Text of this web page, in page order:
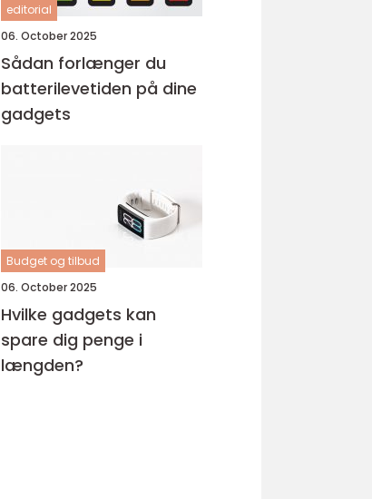
editorial
06. October 2025
Sådan forlænger du
batterilevetiden på dine
gadgets
Budget og tilbud
06. October 2025
Hvilke gadgets kan
spare dig penge i
længden?